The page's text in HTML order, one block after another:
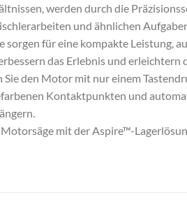
werden durch die
und ähnlichen
sorgen für eine kompakte
das Erlebnis und
den Motor mit nur einem
Kontaktpunkten und
mit der Aspire™-